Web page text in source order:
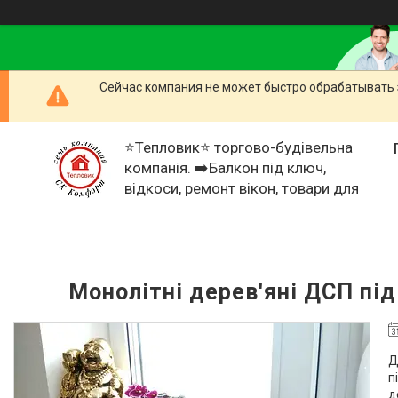
Сейчас компания не может быстро
⭐Тепловик⭐ торгово-будівельна
компанія. ➡️Балкон під ключ,
відкоси, ремонт вікон, товари для
Монолітні дерев'яні ДСП